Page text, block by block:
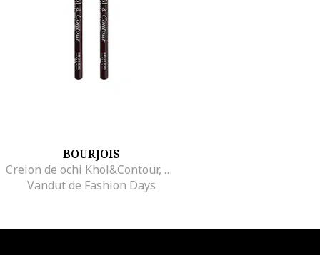
BOURJOIS
Creion de ochi Khol&Contour, Brun-dependante
Vandut de Fashion Days